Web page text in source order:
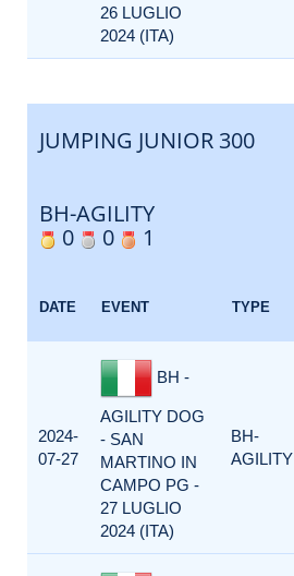
26 LUGLIO
2024 (ITA)
JUMPING JUNIOR 300
BH-AGILITY
0
0 1
DATE EVENT TYPE
2024-
07-27
BH -
AGILITY DOG
- SAN
MARTINO IN
CAMPO PG -
27 LUGLIO
2024 (ITA)
BH-
AGILITY